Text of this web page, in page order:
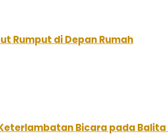
Rumput di Depan Rumah
Bicara pada